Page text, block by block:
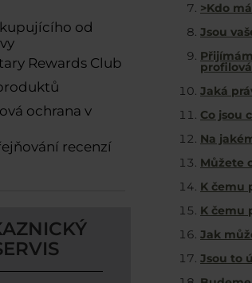
od
Rewards Club
ochrana v
recenzí
>Kdo
Jsou
Jaká
Co jsou
Na
Můžete
K čemu
K čemu
Jak
Jsou to